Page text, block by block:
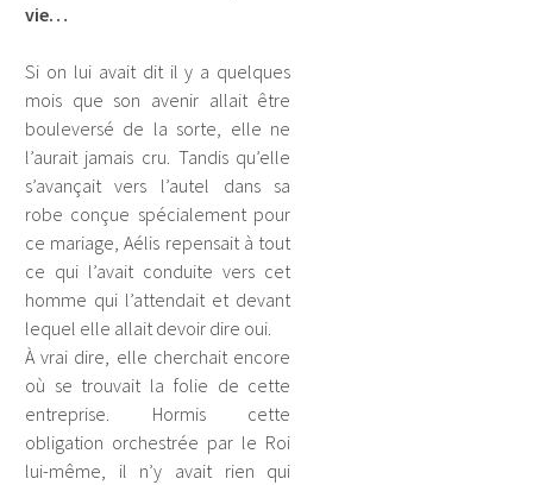
vie…
Si on lui avait dit il y a quelques
mois que son avenir allait être
bouleversé de la sorte, elle ne
l’aurait jamais cru. Tandis qu’elle
s’avançait vers l’autel dans sa
robe conçue spécialement pour
ce mariage, Aélis repensait à tout
ce qui l’avait conduite vers cet
homme qui l’attendait et devant
lequel elle allait devoir dire oui.
À vrai dire, elle cherchait encore
où se trouvait la folie de cette
entreprise. Hormis cette
obligation orchestrée par le Roi
lui-même, il n’y avait rien qui